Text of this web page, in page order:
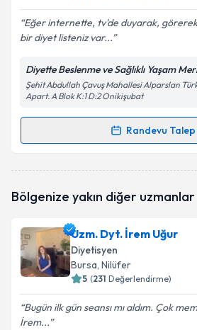
Kişisel verilerimin
Metni'ni okudum ve kişisel
kapsamda işlenmesini kabul
Takvim Talebini
Eğer internette, tv'de duyarak, görerek
bir diyet listeniz var...
Diyette Beslenme ve Sağlıklı Yaşam
Şehit Abdullah Çavuş Mahallesi Alparslan
Apart. A Blok K:1 D:2 Onikişubat
Randevu Talep
Randevu Takvimi Talebi
oluşturun. Size bu uzmandan
E-posta Adresiniz
Kişisel verilerimin
Bölgenize yakın diğer uzmanlar
Uzm. Dyt. İrem Uğur
Diyetisyen
Bursa, Nilüfer
5 (231 Değerlendirme)
Bugün ilk gün seansı mı aldım. Çok
İrem...